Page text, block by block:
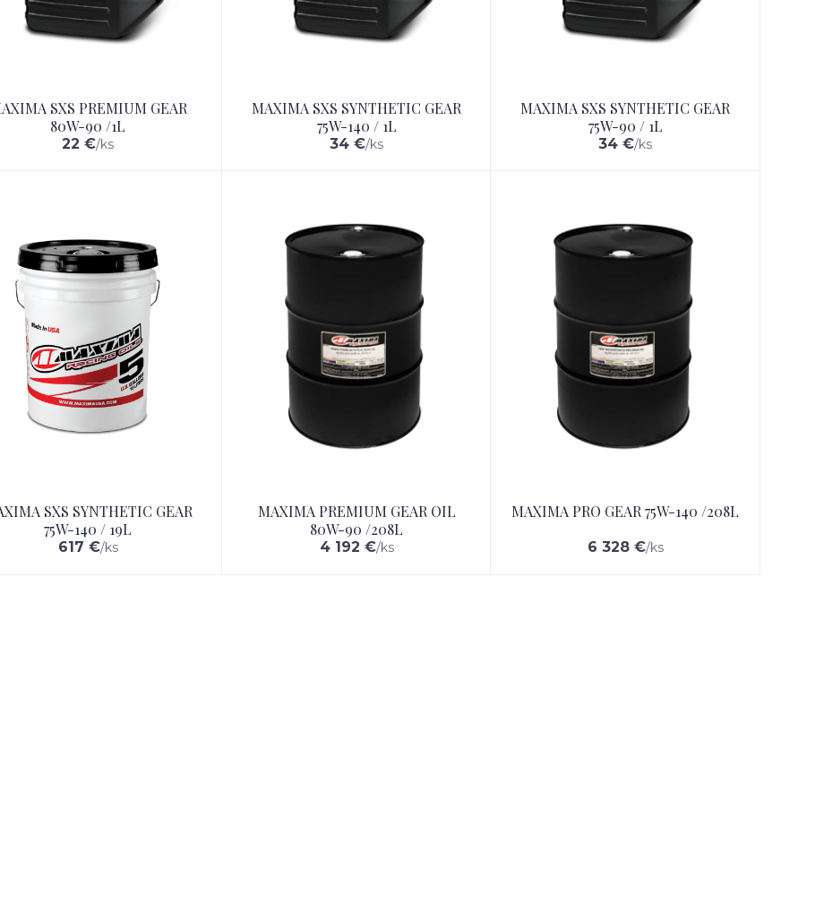
SXS PREMIUM GEAR
80W-90 /1L
22 €/ks
MAXIMA SXS SYNTHETIC GEAR
75W-140 / 1L
34 €/ks
MAXIMA SXS SYNTHETIC GEAR
75W-90 / 1L
34 €/ks
SXS SYNTHETIC GEAR
75W-140 / 19L
617 €/ks
MAXIMA PREMIUM GEAR OIL
80W-90 /208L
4 192 €/ks
MAXIMA PRO GEAR 75W-140 /208L
6 328 €/ks